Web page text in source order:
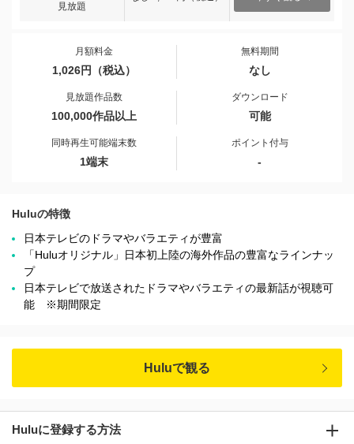
見放題
月額料金
1,026円（税込）
無料期間
なし
見放題作品数
100,000作品以上
ダウンロード
可能
同時再生可能端末数
1端末
ポイント付与
-
Huluの特徴
日本テレビのドラマやバラエティが豊富
「Huluオリジナル」日本初上陸の海外作品の豊富なラインナッ
プ
日本テレビで放送されたドラマやバラエティの最新話が視聴可
能 ※期間限定
Huluで観る
Huluに登録する方法